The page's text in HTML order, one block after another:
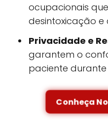
ocupacionais
desintoxicação e
Privacidade e
garantem o
paciente
Conheça